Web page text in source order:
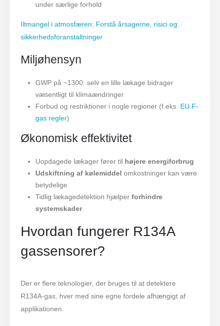
under særlige forhold
Iltmangel i atmosfæren: Forstå årsagerne, risici og
sikkerhedsforanstaltninger
Miljøhensyn
GWP på ~1300: selv en lille lækage bidrager
væsentligt til klimaændringer
Forbud og restriktioner i nogle regioner (f.eks. EU F-
gas regler)
Økonomisk effektivitet
Uopdagede lækager fører til højere energiforbrug
Udskiftning af kølemiddel omkostninger kan være
betydelige
Tidlig lækagedetektion hjælper forhindre
systemskader
Hvordan fungerer R134A
gassensorer?
Der er flere teknologier, der bruges til at detektere
R134A-gas, hver med sine egne fordele afhængigt af
applikationen.